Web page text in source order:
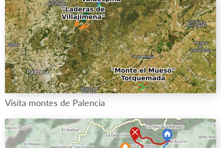
Visita montes de Palencia